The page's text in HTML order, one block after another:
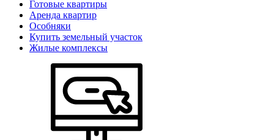
Готовые квартиры
Аренда квартир
Особняки
Купить земельный участок
Жилые комплексы